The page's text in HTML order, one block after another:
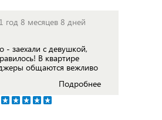
1 год 8 месяцев 8 дней
- заехали с девушкой,
В квартире
общаются вежливо
Подробнее